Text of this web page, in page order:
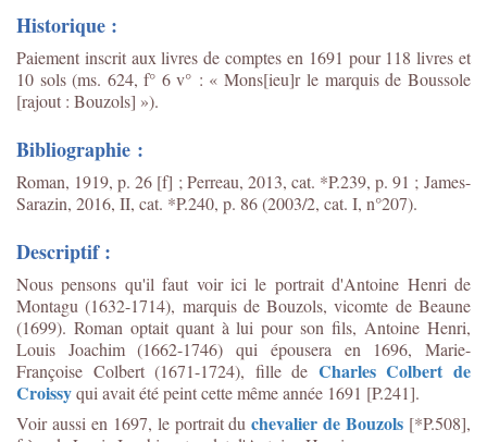
Historique :
Paiement inscrit aux livres de comptes en 1691 pour 118 livres et
10 sols (ms. 624, f° 6 v° : « Mons[ieu]r le marquis de Boussole
[rajout : Bouzols] »).
Bibliographie :
Roman, 1919, p. 26 [f] ; Perreau, 2013, cat. *P.239, p. 91 ; James-
Sarazin, 2016, II, cat. *P.240, p. 86 (2003/2, cat. I, n°207).
Descriptif :
Nous pensons qu'il faut voir ici le portrait d'Antoine Henri de
Montagu (1632-1714), marquis de Bouzols, vicomte de Beaune
(1699). Roman optait quant à lui pour son fils, Antoine Henri,
Louis Joachim (1662-1746) qui épousera en 1696, Marie-
Françoise Colbert (1671-1724), fille de Charles Colbert de
Croissyqui avait été peint cette même année 1691 [P.241].
Voir aussi en 1697, le portrait duchevalier de Bouzols [*P.508],